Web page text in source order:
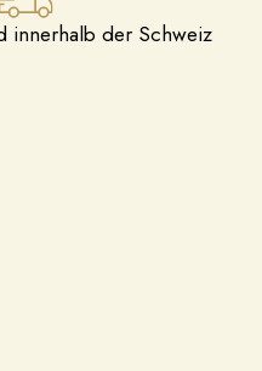
innerhalb der Schweiz